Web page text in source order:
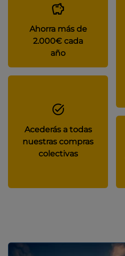
Ahorra más de
2.000€ cada
año
Acederás a todas
nuestras compras
colectivas